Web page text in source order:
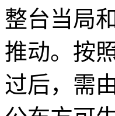
整台当局
推动。按
过后，需